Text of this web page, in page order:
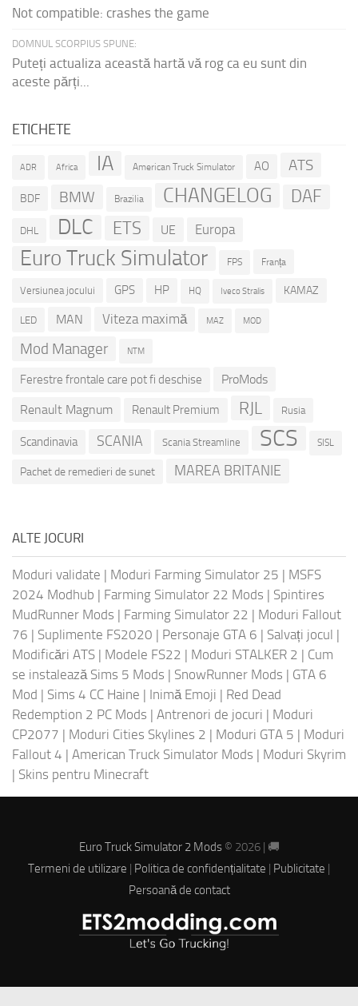
Not compatible: crashes the game
DOMNUL SCORPIUS SPUNE:
Puteți actualiza această hartă vă rog ca eu sunt din
aceste părți...
ETICHETE
ADR Africa IA American Truck Simulator AO ATS
BDF BMW Brazilia CHANGELOG DAF
DHL DLC ETS UE Europa
Euro Truck Simulator FPS Franța
Versiunea jocului GPS HP HQ Iveco Stralis KAMAZ
LED MAN Viteza maximă MAZ MOD
Mod Manager NTM
Ferestre frontale care pot fi deschise
ProMods
Renault Magnum
Renault Premium RJL Rusia
Scandinavia SCANIA Scania Streamline SCS SISL
Pachet de remedieri de sunet MAREA BRITANIE
ALTE JOCURI
Moduri validate | Moduri Farming Simulator 25 | MSFS
2024 Modhub | Farming Simulator 22 Mods | Spintires
MudRunner Mods | Farming Simulator 22 | Moduri Fallout
76 | Suplimente FS2020 | Personaje GTA 6 | Salvați jocul |
Modificări ATS | Modele FS22 | Moduri STALKER 2 | Cum
se instalează Sims 5 Mods | SnowRunner Mods | GTA 6
Mod | Sims 4 CC Haine | Inimă Emoji | Red Dead
Redemption 2 PC Mods | Antrenori de jocuri | Moduri
CP2077 | Moduri Cities Skylines 2 | Moduri GTA 5 | Moduri
Fallout 4 | American Truck Simulator Mods | Moduri Skyrim
| Skins pentru Minecraft
Euro Truck Simulator 2 Mods© 2026 | 🚚
Termeni de utilizare | Politica de confidențialitate | Publicitate |
Persoană de contact